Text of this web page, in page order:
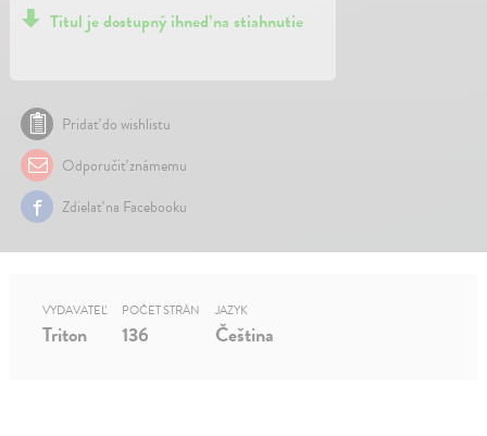
Titul je dostupný ihneď na stiahnutie
Pridať do wishlistu
Odporučiť známemu
Zdielať na Facebooku
VYDAVATEĽ
Triton
POČET STRÁN
136
JAZYK
Čeština